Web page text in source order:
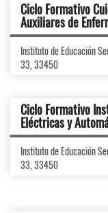
Ciclo Formativo
Auxiliares de
Instituto de Educación
33, 33450
Ciclo Formativo
Eléctricas y
Instituto de Educación
33, 33450